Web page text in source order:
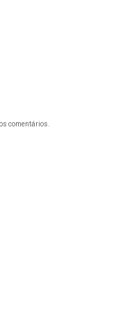
comentários.